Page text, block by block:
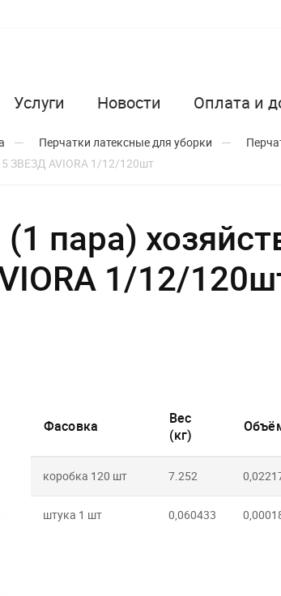
Услуги Новости Оплата и
Перчатки латексные для уборки
ЗВЕЗД AVIORA 1/12/120шт
пара)
1/12/
Фасовка
Вес
(кг)
коробка 120 шт 7.252
штука 1 шт 0,060433